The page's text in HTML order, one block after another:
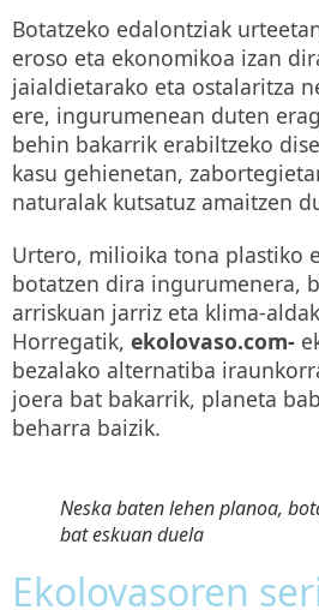
Botatzeko edalontziak
eroso eta ekonomikoa izan
jaialdietarako eta ostalaritza
ere, ingurumenean duten
behin bakarrik erabiltzeko
kasu gehienetan,
naturalak kutsatuz amaitzen
Urtero, milioika tona plastiko
botatzen dira ingurumenera,
arriskuan jarriz eta klima-
Horregatik, ekolovaso.com-
bezalako alternatiba
joera bat bakarrik, planeta
beharra baizik.
Neska baten lehen planoa,
bat eskuan duela
Ekolovasoren